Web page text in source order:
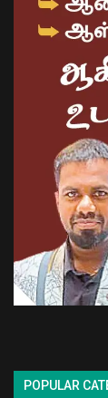
POPULAR